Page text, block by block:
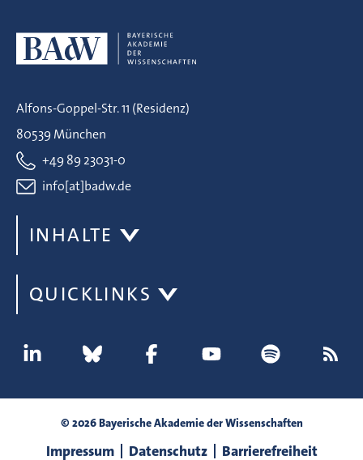
Alfons-Goppel-Str. 11 (Residenz)
80539 München
+49 89 23031-0
info[at]badw.de
INHALTE
QUICKLINKS
© 2026 Bayerische Akademie der Wissenschaften
Impressum Datenschutz Barrierefreiheit